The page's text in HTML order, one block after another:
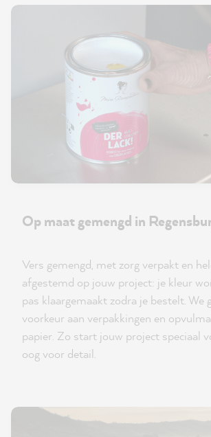
Op maat gemengd in
Vers gemengd, met zorg verpakt en
afgestemd op jouw project: je kleur
pas klaargemaakt zodra je bestelt. We
voorkeur aan verpakkingen en
papier. Zo start jouw project speciaal
oog voor detail.